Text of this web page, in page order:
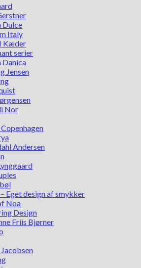
Dulce
Italy
Kæder
serier
Danica
Jensen
Nor
Copenhagen
Andersen
Eget design af smykker
Noa
Design
Friis Bjørner